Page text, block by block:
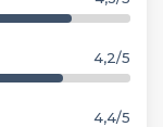
4,2/5
4,4/5